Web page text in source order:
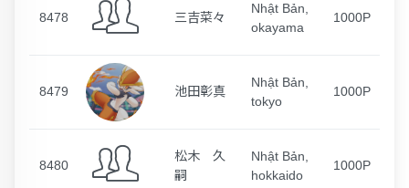
8478 三吉菜々
Nhật Bản,
okayama
1000P
8479 池田彰真
Nhật Bản,
tokyo
1000P
8480
松木 久
嗣
Nhật Bản,
hokkaido
1000P